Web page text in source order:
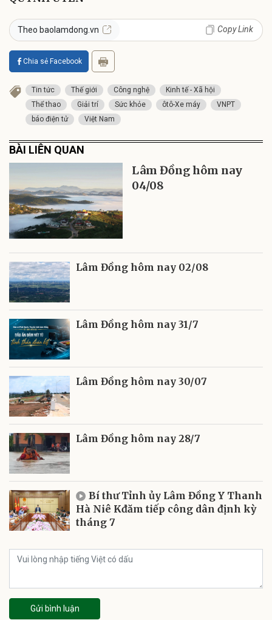
Theo baolamdong.vn Copy Link
Chia sẻ Facebook
Tin tức Thế giới Công nghệ
Kinh tế - Xã hội
Thể thao
Giải trí Sức khỏe ôtô-Xe máy
VNPT
báo điện tử
Việt Nam
BÀI LIÊN QUAN
Lâm Đồng hôm nay
04/08
Lâm Đồng hôm nay 02/08
Lâm Đồng hôm nay 31/7
Lâm Đồng hôm nay 30/07
Lâm Đồng hôm nay 28/7
Bí thư Tỉnh ủy Lâm Đồng Y Thanh
Hà Niê Kđăm tiếp công dân định kỳ
tháng 7
Gửi bình luận